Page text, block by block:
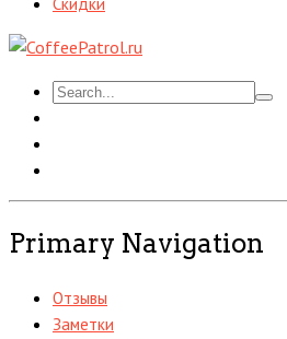
Primary Navigation
Отзывы
Заметки